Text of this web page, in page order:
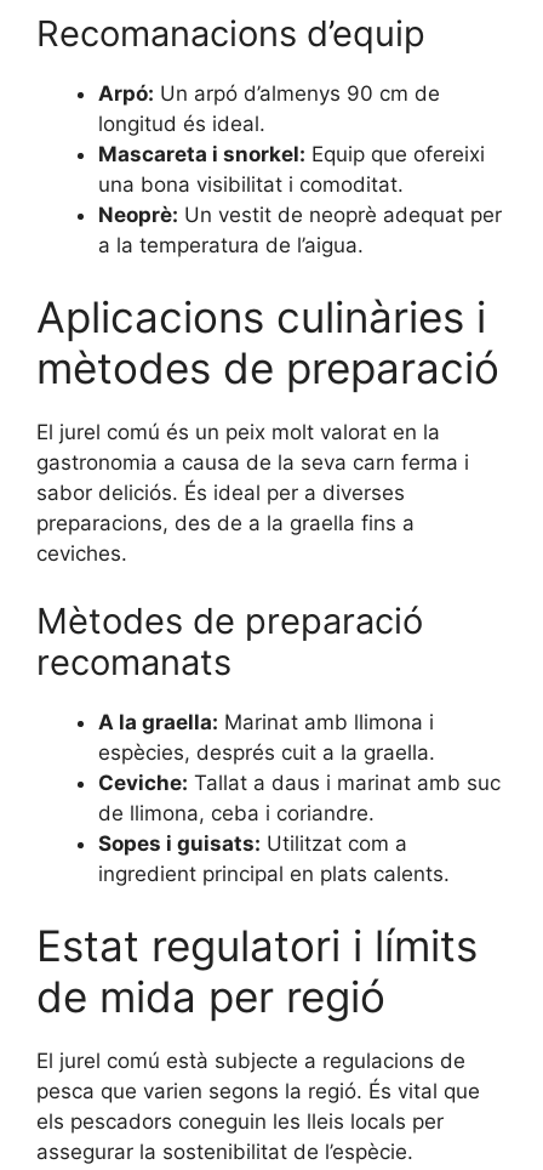
Recomanacions d’equip
Arpó: Un arpó d’almenys 90 cm de
longitud és ideal.
Mascareta i snorkel: Equip que ofereixi
una bona visibilitat i comoditat.
Neoprè: Un vestit de neoprè adequat per
a la temperatura de l’aigua.
Aplicacions culinàries i
mètodes de preparació
El jurel comú és un peix molt valorat en la
gastronomia a causa de la seva carn ferma i
sabor deliciós. És ideal per a diverses
preparacions, des de a la graella fins a
ceviches.
Mètodes de preparació
recomanats
A la graella: Marinat amb llimona i
espècies, després cuit a la graella.
Ceviche: Tallat a daus i marinat amb suc
de llimona, ceba i coriandre.
Sopes i guisats: Utilitzat com a
ingredient principal en plats calents.
Estat regulatori i límits
de mida per regió
El jurel comú està subjecte a regulacions de
pesca que varien segons la regió. És vital que
els pescadors coneguin les lleis locals per
assegurar la sostenibilitat de l’espècie.